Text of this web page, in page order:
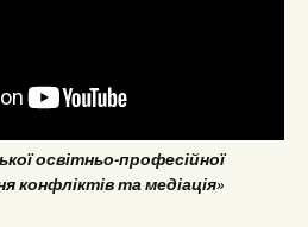
освітньо-професійної
конфліктів та медіація»